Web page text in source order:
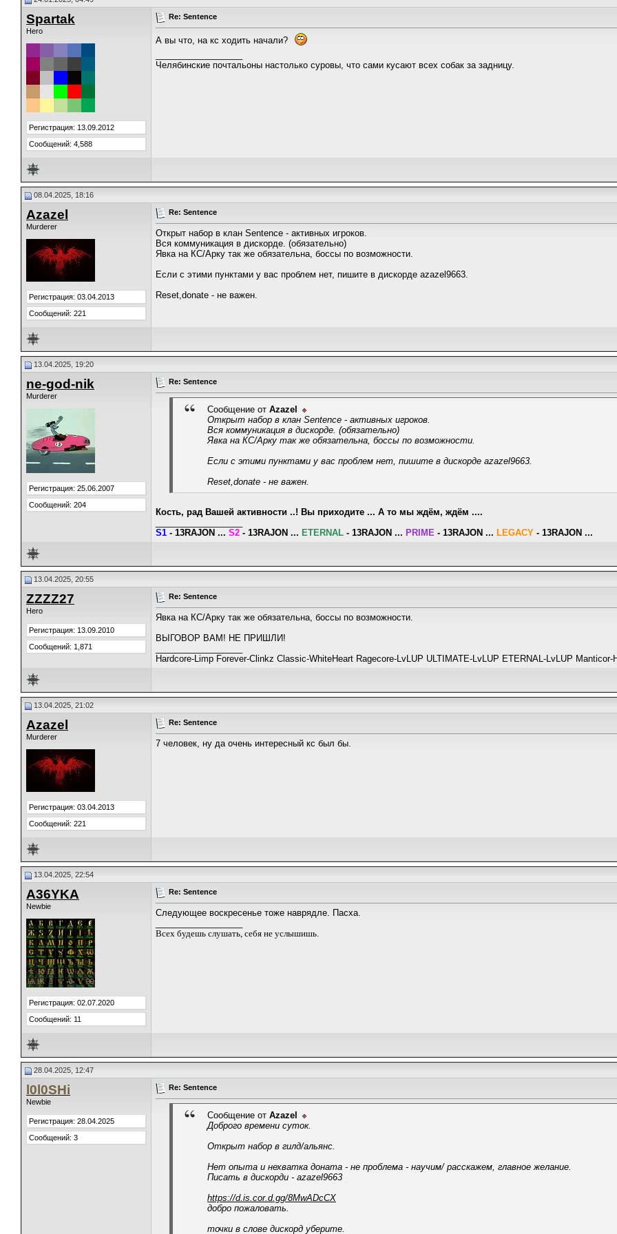
Spartak
Hero
Регистрация: 13.09.2012
Сообщений: 4,588
Re: Sentence
А вы что, на кс ходить начали?
Челябинские почтальоны настолько суровы, что сами кусают всех собак за задницу.
08.04.2025, 18:16
Azazel
Murderer
Регистрация: 03.04.2013
Сообщений: 221
Re: Sentence
Открыт набор в клан Sentence - активных игроков.
Вся коммуникация в дискорде. (обязательно)
Явка на КС/Арку так же обязательна, боссы по возможности.
Если с этими пунктами у вас проблем нет, пишите в дискорде azazel9663.
Reset,donate - не важен.
13.04.2025, 19:20
ne-god-nik
Murderer
Регистрация: 25.06.2007
Сообщений: 204
Re: Sentence
Сообщение от Azazel
Открыт набор в клан Sentence - активных игроков.
Вся коммуникация в дискорде. (обязательно)
Явка на КС/Арку так же обязательна, боссы по возможности.
Если с этими пунктами у вас проблем нет, пишите в дискорде azazel9663.
Reset,donate - не важен.
Кость, рад Вашей активности ..! Вы приходите ... А то мы ждём, ждём ....
S1 - 13RAJON ... S2 - 13RAJON ... ETERNAL - 13RAJON ... PRIME - 13RAJON ... LEGACY - 13RAJON ...
13.04.2025, 20:55
ZZZZ27
Hero
Регистрация: 13.09.2010
Сообщений: 1,871
Re: Sentence
Явка на КС/Арку так же обязательна, боссы по возможности.
ВЫГОВОР ВАМ! НЕ ПРИШЛИ!
Hardcore-Limp Forever-Clinkz Classic-WhiteHeart Ragecore-LvLUP ULTIMATE-LvLUP ETERNAL-LvLUP
13.04.2025, 21:02
Azazel
Murderer
Регистрация: 03.04.2013
Сообщений: 221
Re: Sentence
7 человек, ну да очень интересный кс был бы.
13.04.2025, 22:54
A36YKA
Newbie
Регистрация: 02.07.2020
Сообщений: 11
Re: Sentence
Следующее воскресенье тоже наврядле. Пасха.
Всех будешь слушать, себя не услышишь.
28.04.2025, 12:47
l0l0SHi
Newbie
Регистрация: 28.04.2025
Сообщений: 3
Re: Sentence
Сообщение от Azazel
Доброго времени суток.
Открыт набор в гилд/альянс.
Нет опыта и нехватка доната - не проблема - научим/ расскажем, главное желание.
Писать в дискорди - azazel9663
https://d.is.cor.d.gg/8MwADcCX
добро пожаловать.
точки в слове дискорд уберите.